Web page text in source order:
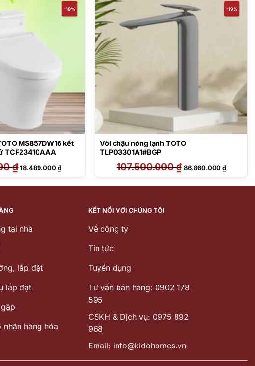
-19%
MS857DW16 kết
TCF23410AAA
₫ Giá
gốc
là:
18.489.000₫Giá
hiện
tại
18.489.000 ₫.
-19%
Vòi chậu nóng lạnh TOTO
TLP03301A1#BGP
107.500.000₫ Giá
gốc
là:
86.860.000₫Giá
hiện
tại
tại nhà
lắp đặt
lắp đặt
hàng hóa
KẾT NỐI VỚI CHÚNG TÔI
Về công ty
Tin tức
Tuyển dụng
Tư vấn bán hàng: 0902 178
595
CSKH & Dịch vụ: 0975 892
968
Email: info@kidohomes.vn